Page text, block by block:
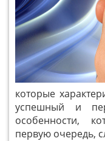
которые
успешный и
особенности,
первую очередь,